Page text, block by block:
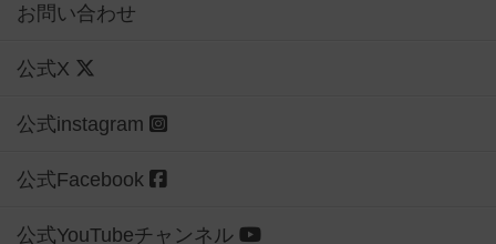
お問い合わせ
公式X
公式instagram
公式Facebook
公式YouTubeチャンネル